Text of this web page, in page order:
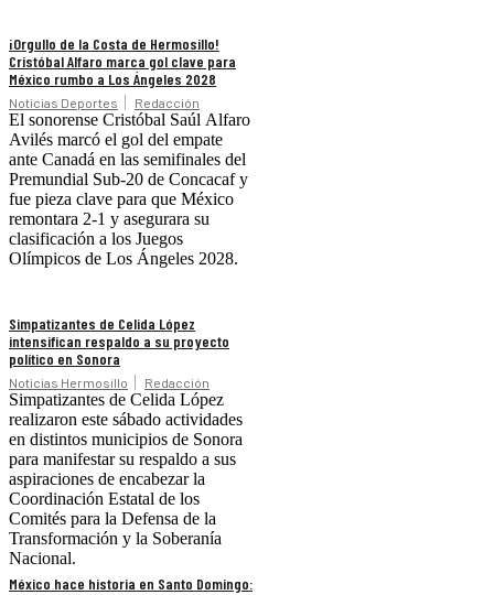
¡Orgullo de la Costa de Hermosillo!
Cristóbal Alfaro marca gol clave para
México rumbo a Los Ángeles 2028
Noticias Deportes Redacción
El sonorense Cristóbal Saúl Alfaro
Avilés marcó el gol del empate
ante Canadá en las semifinales del
Premundial Sub-20 de Concacaf y
fue pieza clave para que México
remontara 2-1 y asegurara su
clasificación a los Juegos
Olímpicos de Los Ángeles 2028.
Simpatizantes de Celida López
intensifican respaldo a su proyecto
político en Sonora
Noticias Hermosillo Redacción
Simpatizantes de Celida López
realizaron este sábado actividades
en distintos municipios de Sonora
para manifestar su respaldo a sus
aspiraciones de encabezar la
Coordinación Estatal de los
Comités para la Defensa de la
Transformación y la Soberanía
Nacional.
México hace historia en Santo Domingo: